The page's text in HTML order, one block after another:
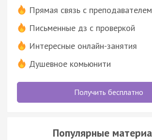
Прямая связь с преподавателем
Письменные дз с проверкой
Интересные онлайн-занятия
Душевное комьюнити
Получить бесплатно
Популярные